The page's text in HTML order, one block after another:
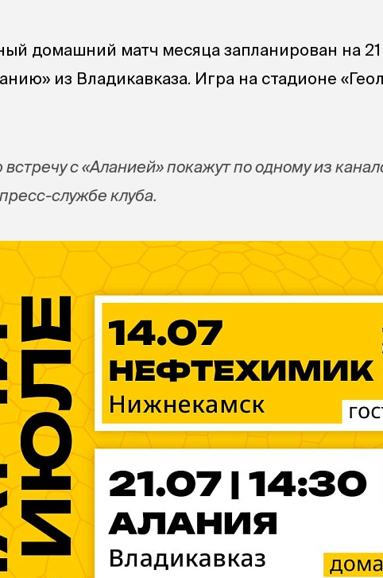
домашний матч месяца запланирован на
из Владикавказа. Игра на стадионе
с «Аланией» покажут по одному из
службе клуба.